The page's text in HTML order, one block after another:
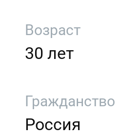
Возраст
30 лет
Гражданство
Россия